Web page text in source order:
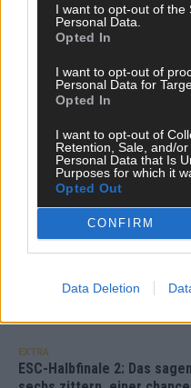
I want to opt-out of the
Personal Data.
Opted In
I want to opt-out of
Personal Data for
Opted In
I want to opt-out of
Retention, Sale, and/
Personal Data that Is
Purposes for which it
Opted Out
CONFIRM
Data Deletion
DARA gewinnt
unser Kommentar zum
Mai 2026
KOMMENTAR
ESC-Finale morgen:
aufgestiegen – alle 25
Mai 2026
KOMMENTAR
JJ hat den Abend gerettet
EXTRA
ESC-Halbfinale 2: Das